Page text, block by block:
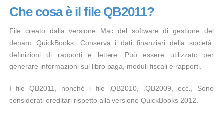
Che cosa è il file QB2011?
File creato dalla versione Mac del software di gestione del
denaro QuickBooks. Conserva i dati finanziari della società,
definizioni di rapporti e lettere. Può essere utilizzato per
generare informazioni sul libro paga, moduli fiscali e rapporti.
I file QB2011, nonché i file .QB2010, .QB2009, ecc., Sono
considerati ereditari rispetto alla versione QuickBooks 2012.